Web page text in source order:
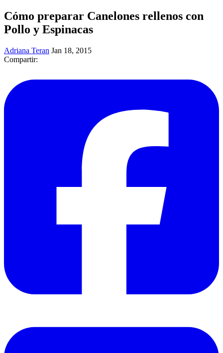
Cómo preparar Canelones rellenos con
Pollo y Espinacas
Adriana Teran Jan 18, 2015
Compartir: